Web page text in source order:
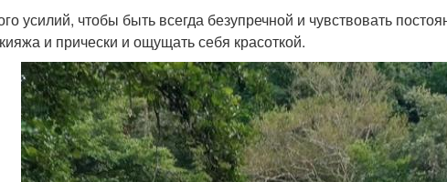
усилий, чтобы быть всегда безупречной и чувствовать
и прически и ощущать себя красоткой.